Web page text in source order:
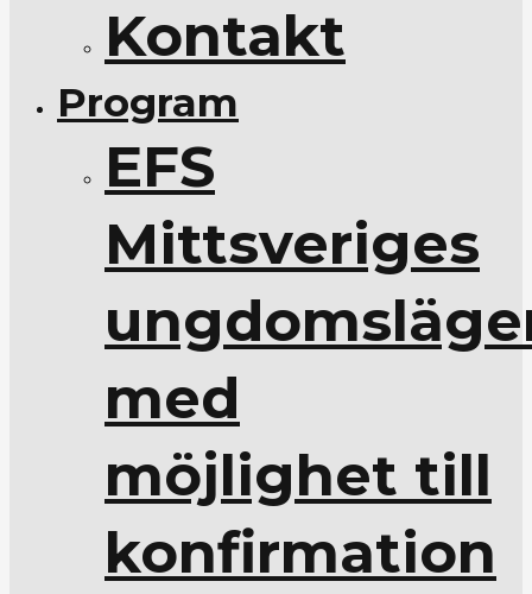
Kontakt
Program
EFS
Mittsveriges
med
möjlighet till
konfirmation